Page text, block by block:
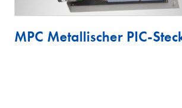
MPC Metallischer PIC-